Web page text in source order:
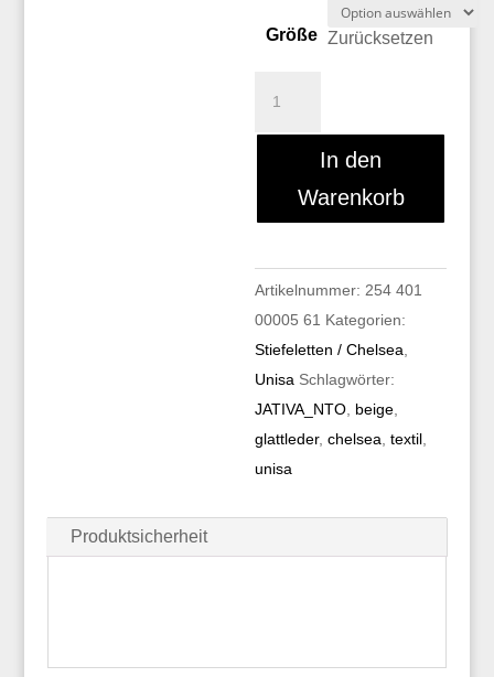
Größe Zurücksetzen
In den
Warenkorb
Artikelnummer: 254 401
00005 61 Kategorien:
Stiefeletten / Chelsea
Unisa Schlagwörter:
JATIVA_NTO beige
glattleder,chelsea ,textil
unisa
Produktsicherheit